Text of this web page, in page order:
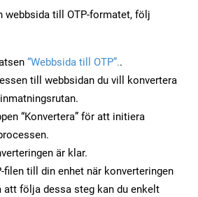
webbsida till OTP-formatet, följ
“Webbsida till OTP”..
till webbsidan du vill konvertera
“Konvertera” för att initiera
är klar.
filen till din enhet när konverteringen
att följa dessa steg kan du enkelt